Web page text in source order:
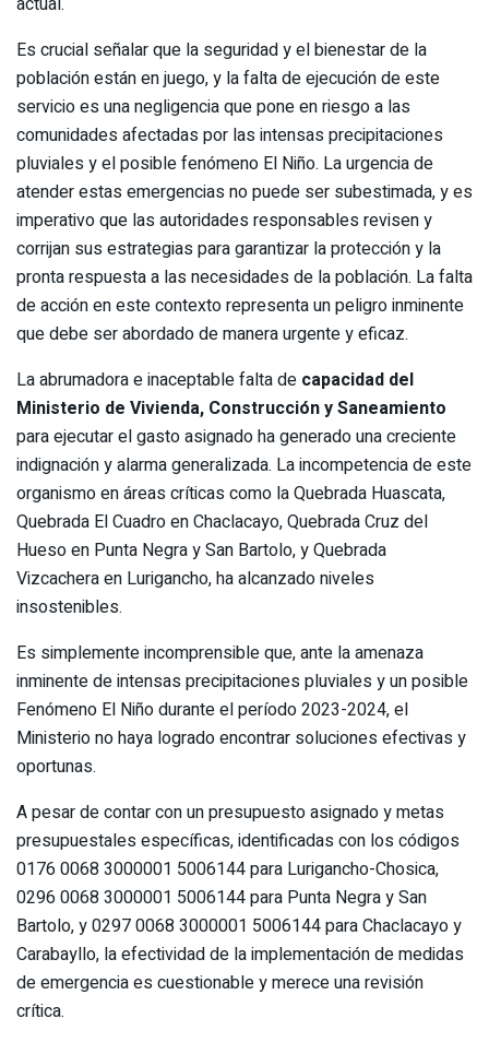
Es crucial señalar que la seguridad y el bienestar de la
población están en juego, y la falta de ejecución de este
servicio es una negligencia que pone en riesgo a las
comunidades afectadas por las intensas precipitaciones
pluviales y el posible fenómeno El Niño. La urgencia de
atender estas emergencias no puede ser subestimada, y es
imperativo que las autoridades responsables revisen y
corrijan sus estrategias para garantizar la protección y la
pronta respuesta a las necesidades de la población. La falta
de acción en este contexto representa un peligro inminente
que debe ser abordado de manera urgente y eficaz.
La abrumadora e inaceptable falta de capacidad del
Ministerio de Vivienda, Construcción y Saneamiento
para ejecutar el gasto asignado ha generado una creciente
indignación y alarma generalizada. La incompetencia de este
organismo en áreas críticas como la Quebrada Huascata,
Quebrada El Cuadro en Chaclacayo, Quebrada Cruz del
Hueso en Punta Negra y San Bartolo, y Quebrada
Vizcachera en Lurigancho, ha alcanzado niveles
insostenibles.
Es simplemente incomprensible que, ante la amenaza
inminente de intensas precipitaciones pluviales y un posible
Fenómeno El Niño durante el período 2023-2024, el
Ministerio no haya logrado encontrar soluciones efectivas y
oportunas.
A pesar de contar con un presupuesto asignado y metas
presupuestales específicas, identificadas con los códigos
0176 0068 3000001 5006144 para Lurigancho-Chosica,
0296 0068 3000001 5006144 para Punta Negra y San
Bartolo, y 0297 0068 3000001 5006144 para Chaclacayo y
Carabayllo, la efectividad de la implementación de medidas
de emergencia es cuestionable y merece una revisión
crítica.